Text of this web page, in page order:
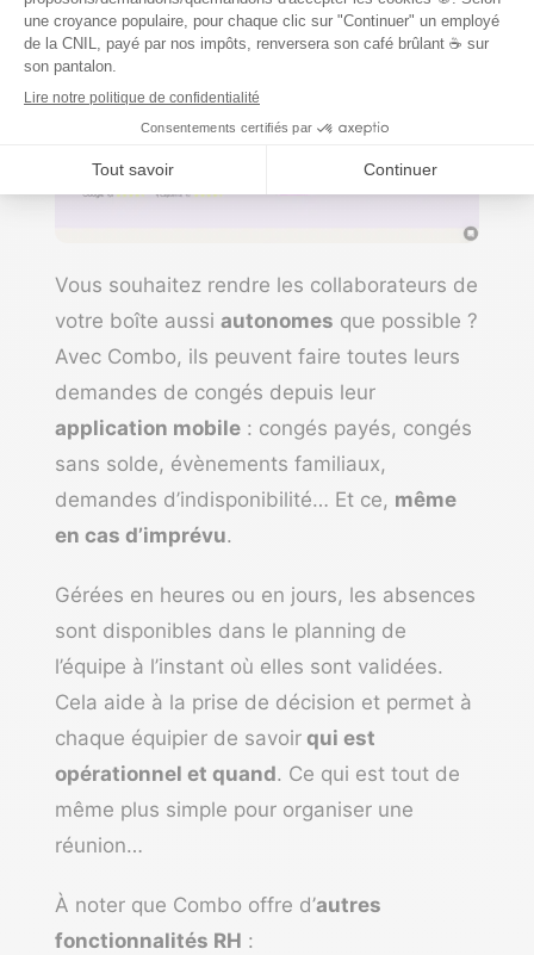
Vous souhaitez rendre les collaborateurs de
votre boîte aussi autonomes que possible ?
Avec Combo, ils peuvent faire toutes leurs
demandes de congés depuis leur
application mobile : congés payés, congés
sans solde, évènements familiaux,
demandes d’indisponibilité… Et ce, même
en cas d’imprévu.
Gérées en heures ou en jours, les absences
sont disponibles dans le planning de
l’équipe à l’instant où elles sont validées.
Cela aide à la prise de décision et permet à
chaque équipier de savoir qui est
opérationnel et quand. Ce qui est tout de
même plus simple pour organiser une
réunion…
À noter que Combo offre d’autres
fonctionnalités RH :